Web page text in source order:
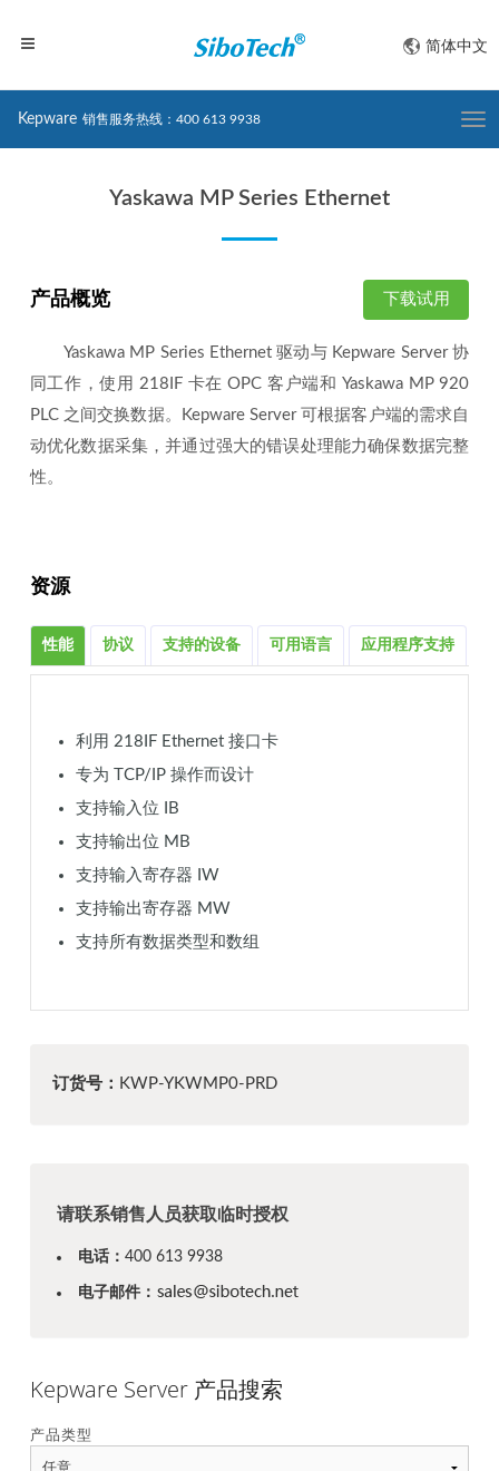
简体中文
Kepware 销售服务热线：400 613 9938
Yaskawa MP Series Ethernet
产品概览 下载试用
Yaskawa MP Series Ethernet 驱动与 Kepware Server 协
同工作，使用 218IF 卡在 OPC 客户端和 Yaskawa MP 920
PLC 之间交换数据。Kepware Server 可根据客户端的需求自
动优化数据采集，并通过强大的错误处理能力确保数据完整
性。
资源
性能 协议 支持的设备 可用语言 应用程序支持
利用 218IF Ethernet 接口卡
专为 TCP/IP 操作而设计
支持输入位 IB
支持输出位 MB
支持输入寄存器 IW
支持输出寄存器 MW
支持所有数据类型和数组
订货号： KWP-YKWMP0-PRD
请联系销售人员获取临时授权
电话： 400 613 9938
电子邮件：
Kepware Server 产品搜索
产品类型